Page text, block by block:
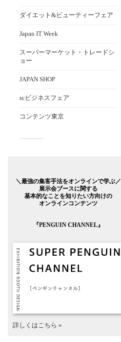
ダイエット&ビューティーフェア
Japan IT Week
スーパーマーケット・トレードシ
ョー
JAPAN SHOP
scビジネスフェア
コンテンツ東京
＼最強の集客手法をオンラインで学ぶ／
展示会ブースに関する
基本的なことを知りたい方向けの
オンラインコンテンツ
『PENGUIN CHANNEL』
詳しくはこちら »